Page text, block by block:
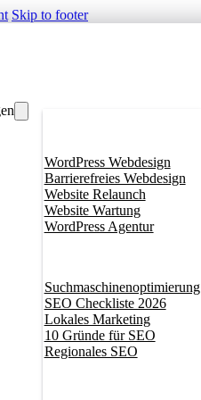
Skip to footer
WordPress Webdesign
Barrierefreies Webdesign
Website Relaunch
Website Wartung
WordPress Agentur
Suchmaschinenoptimierung
SEO Checkliste 2026
Lokales Marketing
10 Gründe für SEO
Regionales SEO